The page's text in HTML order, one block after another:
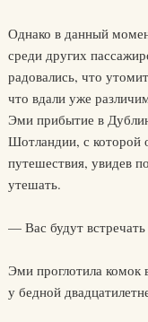
Однако в данный
среди других
радовались, что
что вдали уже
Эми прибытие в
Шотландии, с которой
путешествия, увидев
утешать.
— Вас будут встречать
Эми проглотила комок
у бедной